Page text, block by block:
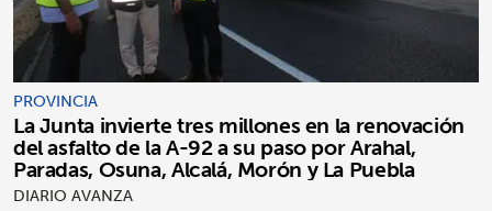
PROVINCIA
La Junta invierte tres millones en la renovación
del asfalto de la A-92 a su paso por Arahal,
Paradas, Osuna, Alcalá, Morón y La Puebla
DIARIO AVANZA